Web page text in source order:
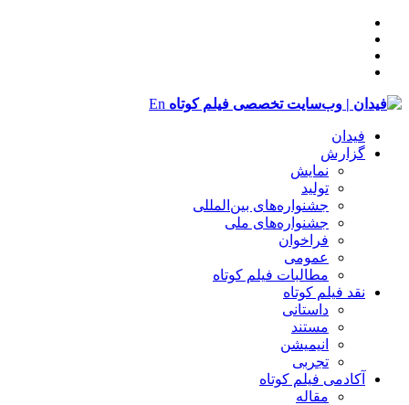
En
فیدان
گزارش
نمایش
تولید
‌‌جشنواره‌های بین‌المللی
جشنواره‌های ملی
فراخوان
عمومی
مطالبات فیلم کوتاه
نقد فیلم کوتاه
داستانی
مستند
انیمیشن
تجربی
آکادمی فیلم کوتاه
مقاله